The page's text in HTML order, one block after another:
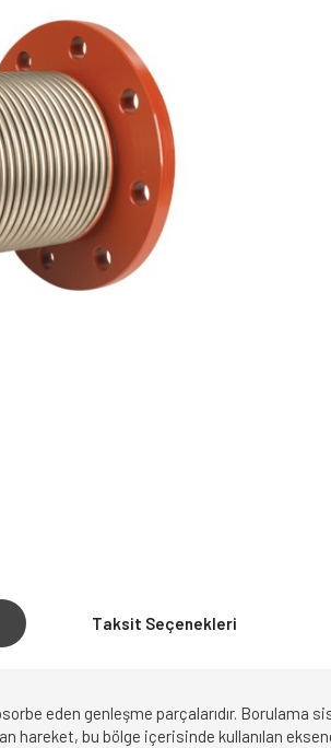
Taksit Seçenekleri
eden genleşme parçalarıdır.
hareket, bu bölge içerisinde kullanılan